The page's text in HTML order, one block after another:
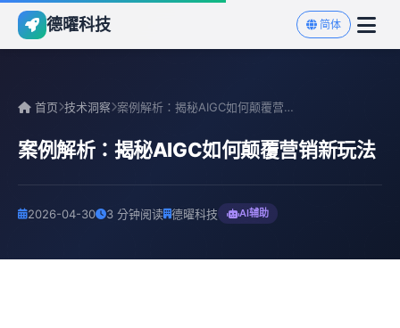
德曜科技 简体
首页 技术洞察 案例解析：揭秘AIGC如何颠覆营销新玩法
案例解析：揭秘AIGC如何颠覆营销新玩法
2026-04-30 3 分钟阅读 德曜科技 AI辅助